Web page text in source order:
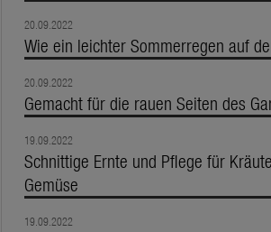
20.09.2022
Wie ein leichter Sommerregen auf
20.09.2022
Gemacht für die rauen Seiten des
19.09.2022
Schnittige Ernte und Pflege für
Gemüse
19.09.2022